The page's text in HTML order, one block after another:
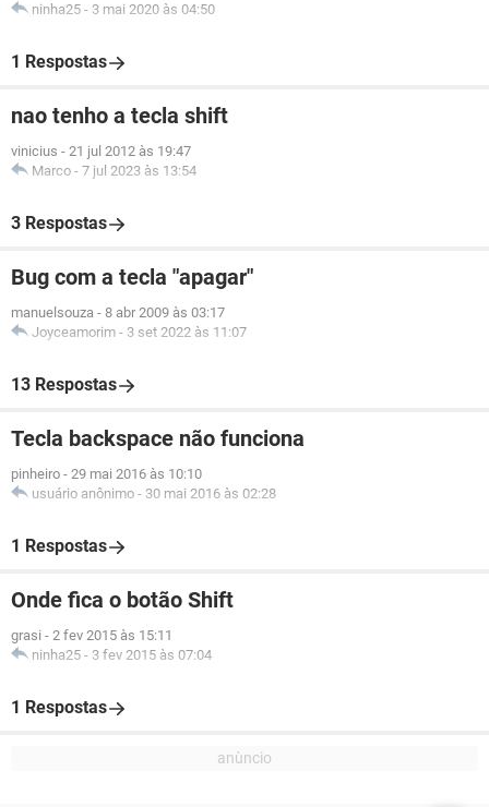
ninha25 - 3 mai 2020 às 04:50
1 Respostas
nao tenho a tecla shift
vinicius - 21 jul 2012 às 19:47
Marco - 7 jul 2023 às 13:54
3 Respostas
Bug com a tecla "apagar"
manuelsouza - 8 abr 2009 às 03:17
Joyceamorim - 3 set 2022 às 11:07
13 Respostas
Tecla backspace não funciona
pinheiro - 29 mai 2016 às 10:10
usuário anônimo - 30 mai 2016 às 02:28
1 Respostas
Onde fica o botão Shift
grasi - 2 fev 2015 às 15:11
ninha25 - 3 fev 2015 às 07:04
1 Respostas